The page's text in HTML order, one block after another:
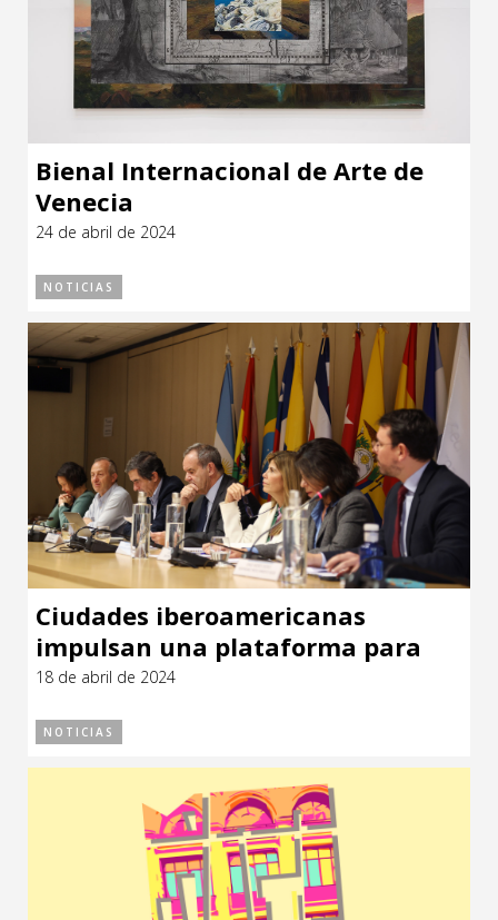
Bienal Internacional de Arte de
Venecia
24 de abril de 2024
NOTICIAS
Ciudades iberoamericanas
impulsan una plataforma para
acelerar los ODS
18 de abril de 2024
NOTICIAS